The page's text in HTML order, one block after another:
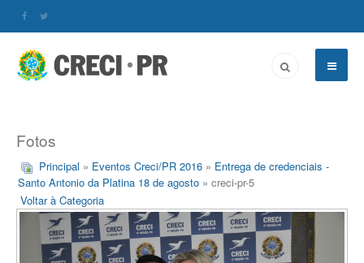
Fotos
Principal » Eventos Creci/PR 2016 » Entrega de credenciais -
Santo Antonio da Platina 18 de agosto » creci-pr-5
Voltar à Categoria